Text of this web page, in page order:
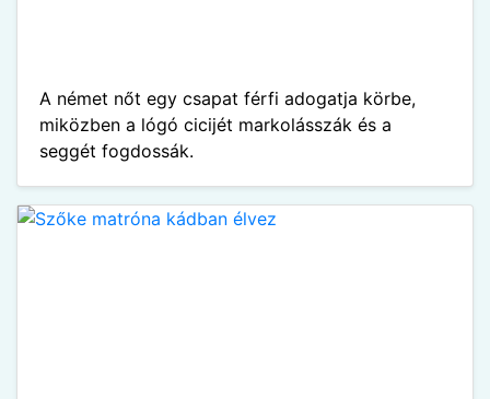
A német nőt egy csapat férfi adogatja körbe,
miközben a lógó cicijét markolásszák és a
seggét fogdossák.